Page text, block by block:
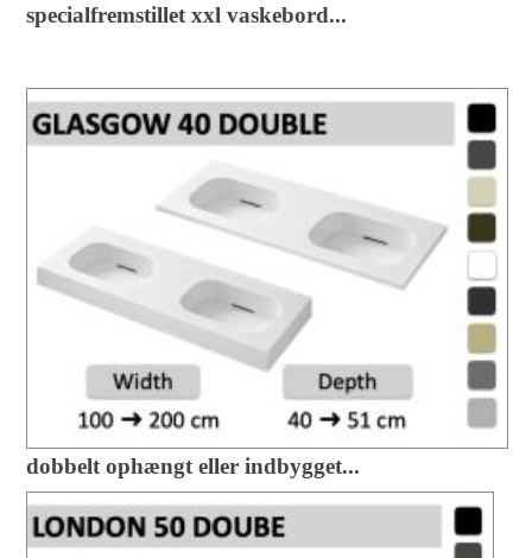
specialfremstillet xxl vaskebord...
dobbelt ophængt eller indbygget...